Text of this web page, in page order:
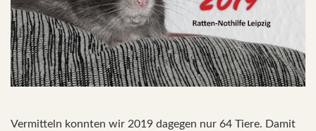
Vermitteln konnten wir 2019 dagegen nur 64 Tiere. Damit